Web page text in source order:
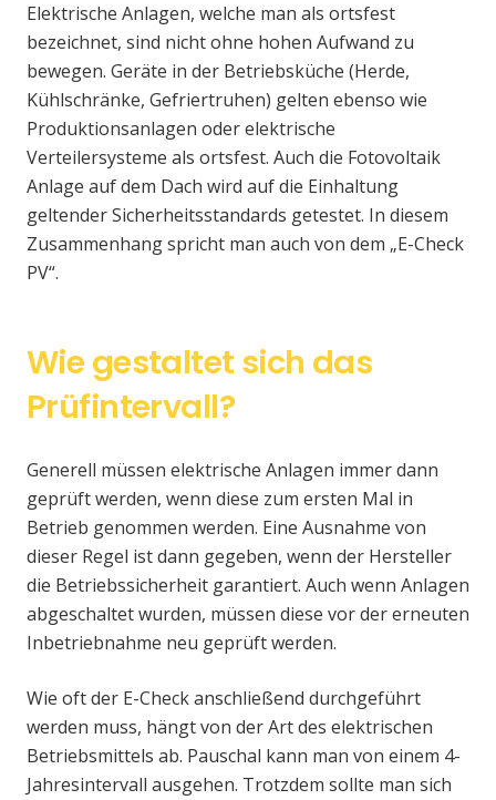
Elektrische Anlagen, welche man als ortsfest
bezeichnet, sind nicht ohne hohen Aufwand zu
bewegen. Geräte in der Betriebsküche (Herde,
Kühlschränke, Gefriertruhen) gelten ebenso wie
Produktionsanlagen oder elektrische
Verteilersysteme als ortsfest. Auch die Fotovoltaik
Anlage auf dem Dach wird auf die Einhaltung
geltender Sicherheitsstandards getestet. In diesem
Zusammenhang spricht man auch von dem „E-Check
PV“.
Wie gestaltet sich das
Prüfintervall?
Generell müssen elektrische Anlagen immer dann
geprüft werden, wenn diese zum ersten Mal in
Betrieb genommen werden. Eine Ausnahme von
dieser Regel ist dann gegeben, wenn der Hersteller
die Betriebssicherheit garantiert. Auch wenn Anlagen
abgeschaltet wurden, müssen diese vor der erneuten
Inbetriebnahme neu geprüft werden.
Wie oft der E-Check anschließend durchgeführt
werden muss, hängt von der Art des elektrischen
Betriebsmittels ab. Pauschal kann man von einem 4-
Jahresintervall ausgehen. Trotzdem sollte man sich